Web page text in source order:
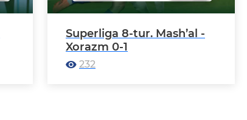
Superliga 8-tur. Mash’al -
Xorazm 0-1
232